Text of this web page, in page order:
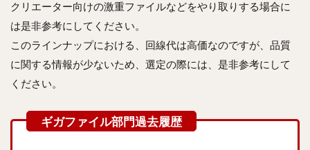
クリエーター向けの激重ファイルなどをやり取りする場合に
は是非参考にしてください。
このラインナップにおける、回線代は高価なのですが、品質
に関する情報が少ないため、選定の際には、是非参考にして
ください。